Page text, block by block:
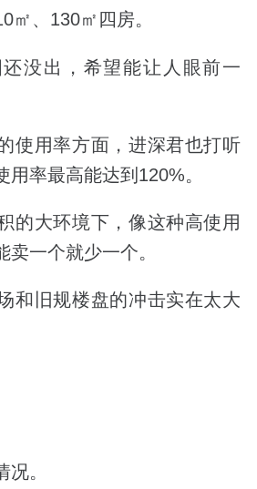
㎡、130㎡四房。
没出，希望能让人眼前一
使用率方面，进深君也打听
用率最高能达到120%。
的大环境下，像这种高使用
一个就少一个。
和旧规楼盘的冲击实在太大
。